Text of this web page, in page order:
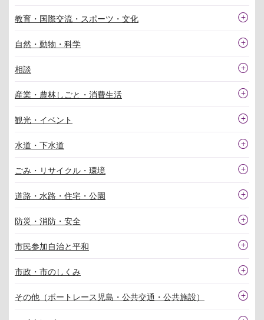
教育・国際交流・スポーツ・文化
自然・動物・科学
相談
産業・農林しごと・消費生活
観光・イベント
水道・下水道
ごみ・リサイクル・環境
道路・水路・住宅・公園
防災・消防・安全
市民参加自治と平和
市政・市のしくみ
その他（ボートレース児島・公共交通・公共施設）